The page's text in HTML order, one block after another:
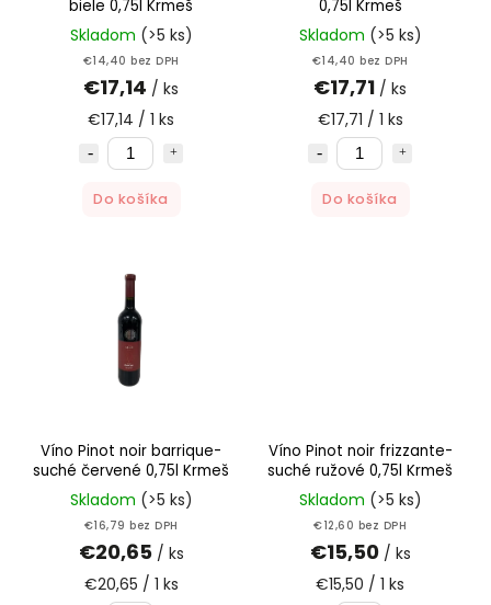
biele 0,75l Krmeš
Skladom (>5 ks)
€14,40 bez DPH
€17,14 / ks
€17,14 / 1 ks
Do košíka
0,75l Krmeš
Skladom (>5 ks)
€14,40 bez DPH
€17,71 / ks
€17,71 / 1 ks
Do košíka
Víno Pinot noir barrique-
suché červené 0,75l Krmeš
Skladom (>5 ks)
€16,79 bez DPH
€20,65 / ks
€20,65 / 1 ks
Víno Pinot noir frizzante-
suché ružové 0,75l Krmeš
Skladom (>5 ks)
€12,60 bez DPH
€15,50 / ks
€15,50 / 1 ks